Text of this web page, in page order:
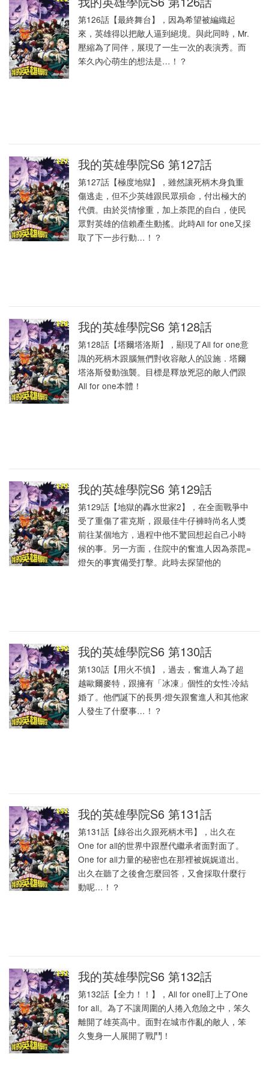
第126話【最終舞台】，因為希望被編織起
來，英雄得以把敵人逼到絕境。與此同時，Mr.
壓縮為了同伴，展現了一生一次的表演秀。而
笨久內心萌生的想法是…！？
我的英雄學院S6 第127話
第127話【極度地獄】，雖然讓死柄木身負重
傷逃走，但不少英雄跟民眾殞命，付出極大的
代價。由於災情慘重，加上荼毘的自白，使民
眾對英雄的信賴產生動搖。此時All for one又採
取了下一步行動…！？
我的英雄學院S6 第128話
第128話【塔爾塔洛斯】，顯現了All for one意
識的死柄木跟腦無們對收容敵人的設施．塔爾
塔洛斯發動強襲。目標是釋放兇惡的敵人們跟
All for one本體！
我的英雄學院S6 第129話
第129話【地獄的轟水世家2】，在全面戰爭中
受了重傷了霍克斯，跟最佳牛仔褲時尚名人獎
前往某個地方，過程中他不驚回想起自己小時
候的事。另一方面，住院中的奮進人因為荼毘=
燈矢的事實備受打擊。此時去探望他的
我的英雄學院S6 第130話
第130話【用火不慎】，過去，奮進人為了超
越歐爾麥特，跟擁有「冰凍」個性的女性‧冷結
婚了。他們誕下的長男‧燈矢跟奮進人和其他家
人發生了什麼事…！？
我的英雄學院S6 第131話
第131話【綠谷出久跟死柄木弔】，出久在
One for all的世界中跟歷代繼承者面對面了。
One for all力量的秘密也在那裡被娓娓道出。
出久在聽了之後會怎麼回答，又會採取什麼行
動呢…！？
我的英雄學院S6 第132話
第132話【全力！！】，All for one盯上了One
for all。為了不讓周圍的人捲入危險之中，笨久
離開了雄英高中。面對在城市作亂的敵人，笨
久隻身一人展開了戰鬥！